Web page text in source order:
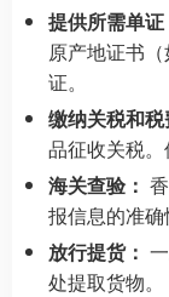
提供所需单证
原产地证书
证。
缴纳关税和税
品征收关税。
海关查验：
报信息的准确
放行提货：
处提取货物。